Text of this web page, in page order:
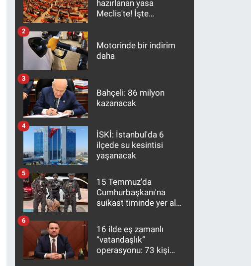
hazırlanan yasa
Meclis'te! İşte
Motorinde bir indirim
daha
2
Bahçeli: 86 milyon
kazanacak
3
İSKİ: İstanbul'da 6
ilçede su kesintisi
yaşanacak
4
15 Temmuz'da
Cumhurbaşkanı'na
suikast timinde yer alan
10 yıl sonra yakalandı
5
16 ilde eş zamanlı
“vatandaşlık”
operasyonu: 73 kişi
6